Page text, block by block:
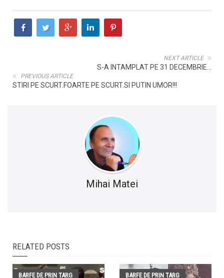
NEXT ARTICLE
S-A INTAMPLAT PE 31 DECEMBRIE...
PREVIOUS ARTICLE
STIRI PE SCURT.FOARTE PE SCURT.SI PUTIN UMOR!!!
Mihai Matei
RELATED POSTS
BARFE DE PRIN TARG BARFE DE PRIN TARG